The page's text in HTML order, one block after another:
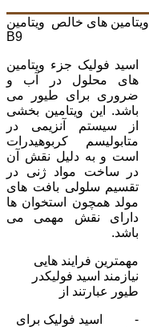
ویتامین های خالص ویتامین
B9
اسید فولیک جزء ویتامین
های محلول در آب و
ضروری برای طیور می
باشد. این ویتامین بخشی
از سیستم آنزیمی در
متابولیسم کربوهیدرات
است و به دلیل نقش آن
در ساخت مواد ژنی در
تقسیم سلولی بافت های
مولد همچون استخوان ها
دارای نقش مهمی می
باشد.
مهمترین فرایند هایی
نیازمند اسید فولیکدر
طیور عبارتند از
- اسید فولیک برای